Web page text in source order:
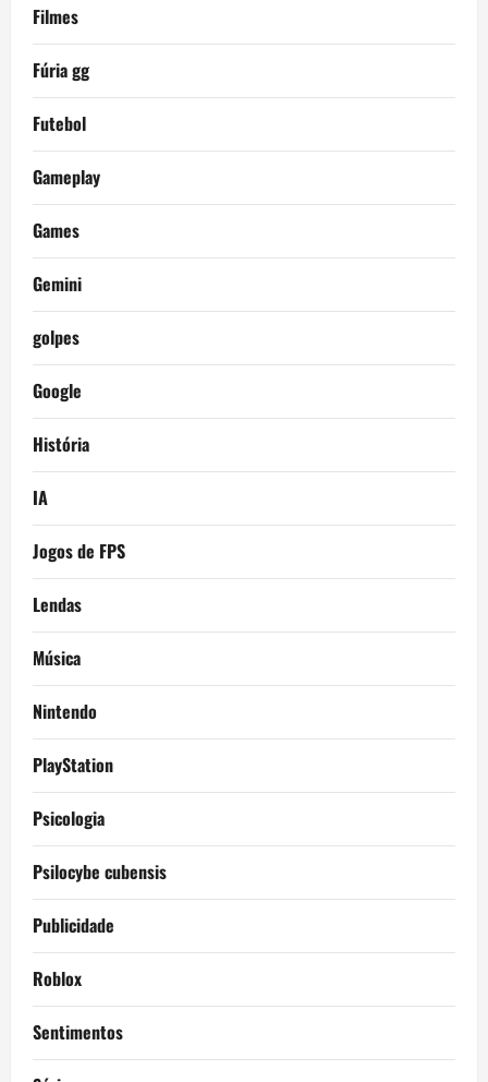
Filmes
Fúria gg
Futebol
Gameplay
Games
Gemini
golpes
Google
História
IA
Jogos de FPS
Lendas
Música
Nintendo
PlayStation
Psicologia
Psilocybe cubensis
Publicidade
Roblox
Sentimentos